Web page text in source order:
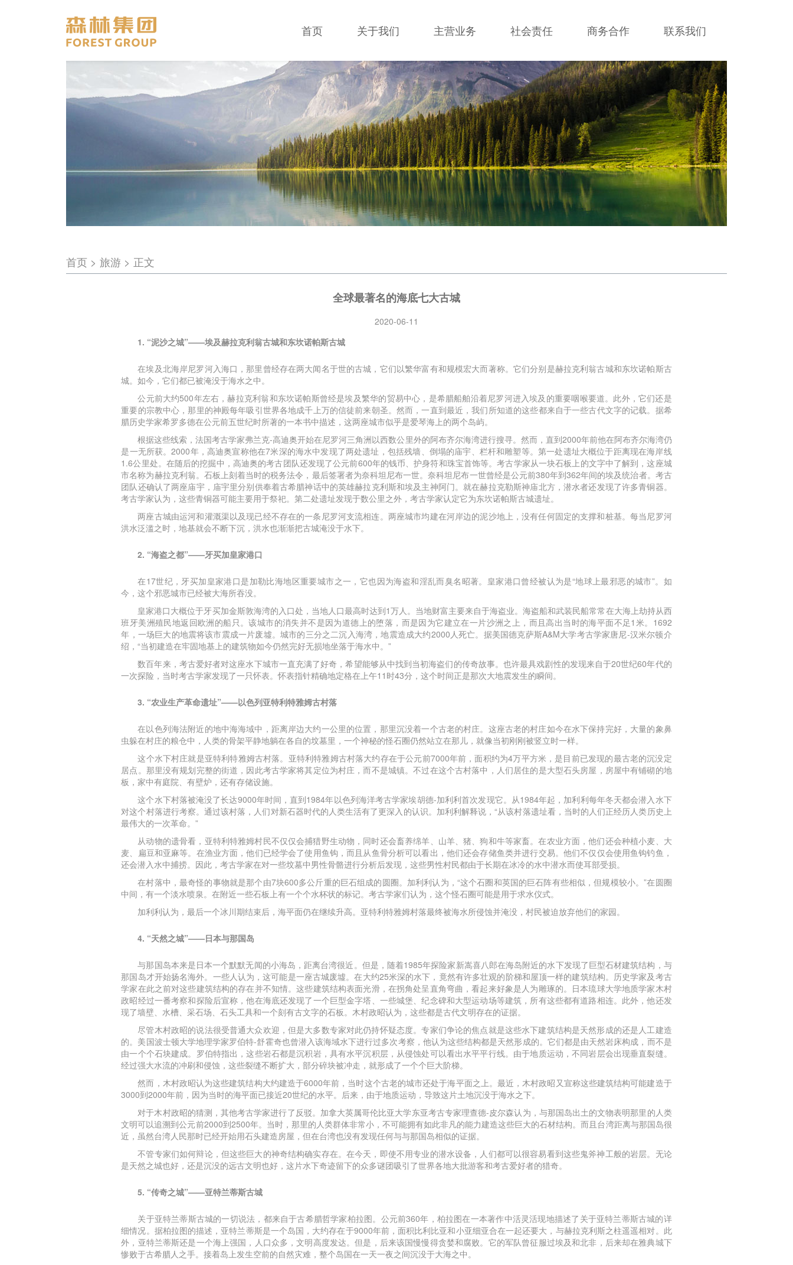
首页 关于我们 主营业务 社会责任 商务合作 联系我们
首页 > 旅游 > 正文
全球最著名的海底七大古城
2020-06-11
1. “泥沙之城”——埃及赫拉克利翁古城和东坎诺帕斯古城
在埃及北海岸尼罗河入海口，那里曾经存在两大闻名于世的古城，它们以繁华富有和规模宏大而著称。它们分别是赫拉克利翁古城和东坎诺帕斯古
城。如今，它们都已被淹没于海水之中。
公元前大约500年左右，赫拉克利翁和东坎诺帕斯曾经是埃及繁华的贸易中心，是希腊船舶沿着尼罗河进入埃及的重要咽喉要道。此外，它们还是
重要的宗教中心，那里的神殿每年吸引世界各地成千上万的信徒前来朝圣。然而，一直到最近，我们所知道的这些都来自于一些古代文字的记载。据希
腊历史学家希罗多德在公元前五世纪时所著的一本书中描述，这两座城市似乎是爱琴海上的两个岛屿。
根据这些线索，法国考古学家弗兰克-高迪奥开始在尼罗河三角洲以西数公里外的阿布齐尔海湾进行搜寻。然而，直到2000年前他在阿布齐尔海湾仍
是一无所获。2000年，高迪奥宣称他在7米深的海水中发现了两处遗址，包括残墙、倒塌的庙宇、栏杆和雕塑等。第一处遗址大概位于距离现在海岸线
1.6公里处。在随后的挖掘中，高迪奥的考古团队还发现了公元前600年的钱币、护身符和珠宝首饰等。考古学家从一块石板上的文字中了解到，这座城
市名称为赫拉克利翁。石板上刻着当时的税务法令，最后签署者为奈科坦尼布一世。奈科坦尼布一世曾经是公元前380年到362年间的埃及统治者。考古
团队还确认了两座庙宇，庙宇里分别供奉着古希腊神话中的英雄赫拉克利斯和埃及主神阿门。就在赫拉克勒斯神庙北方，潜水者还发现了许多青铜器。
考古学家认为，这些青铜器可能主要用于祭祀。第二处遗址发现于数公里之外，考古学家认定它为东坎诺帕斯古城遗址。
两座古城由运河和灌溉渠以及现已经不存在的一条尼罗河支流相连。两座城市均建在河岸边的泥沙地上，没有任何固定的支撑和桩基。每当尼罗河
洪水泛滥之时，地基就会不断下沉，洪水也渐渐把古城淹没于水下。
2. “海盗之都”——牙买加皇家港口
在17世纪，牙买加皇家港口是加勒比海地区重要城市之一，它也因为海盗和淫乱而臭名昭著。皇家港口曾经被认为是“地球上最邪恶的城市”。如
今，这个邪恶城市已经被大海所吞没。
皇家港口大概位于牙买加金斯敦海湾的入口处，当地人口最高时达到1万人。当地财富主要来自于海盗业。海盗船和武装民船常常在大海上劫持从西
班牙美洲殖民地返回欧洲的船只。该城市的消失并不是因为道德上的堕落，而是因为它建立在一片沙洲之上，而且高出当时的海平面不足1米。1692
年，一场巨大的地震将该市震成一片废墟。城市的三分之二沉入海湾，地震造成大约2000人死亡。据美国德克萨斯A&M大学考古学家唐尼-汉米尔顿介
绍，“当初建造在牢固地基上的建筑物如今仍然完好无损地坐落于海水中。”
数百年来，考古爱好者对这座水下城市一直充满了好奇，希望能够从中找到当初海盗们的传奇故事。也许最具戏剧性的发现来自于20世纪60年代的
一次探险，当时考古学家发现了一只怀表。怀表指针精确地定格在上午11时43分，这个时间正是那次大地震发生的瞬间。
3. “农业生产革命遗址”——以色列亚特利特雅姆古村落
在以色列海法附近的地中海海域中，距离岸边大约一公里的位置，那里沉没着一个古老的村庄。这座古老的村庄如今在水下保持完好，大量的象鼻
虫躲在村庄的粮仓中，人类的骨架平静地躺在各自的坟墓里，一个神秘的怪石圈仍然站立在那儿，就像当初刚刚被竖立时一样。
这个水下村庄就是亚特利特雅姆古村落。亚特利特雅姆古村落大约存在于公元前7000年前，面积约为4万平方米，是目前已发现的最古老的沉没定
居点。那里没有规划完整的街道，因此考古学家将其定位为村庄，而不是城镇。不过在这个古村落中，人们居住的是大型石头房屋，房屋中有铺砌的地
板，家中有庭院、有壁炉，还有存储设施。
这个水下村落被淹没了长达9000年时间，直到1984年以色列海洋考古学家埃胡德-加利利首次发现它。从1984年起，加利利每年冬天都会潜入水下
对这个村落进行考察。通过该村落，人们对新石器时代的人类生活有了更深入的认识。加利利解释说，“从该村落遗址看，当时的人们正经历人类历史上
最伟大的一次革命。”
从动物的遗骨看，亚特利特雅姆村民不仅仅会捕猎野生动物，同时还会畜养绵羊、山羊、猪、狗和牛等家畜。在农业方面，他们还会种植小麦、大
麦、扁豆和亚麻等。在渔业方面，他们已经学会了使用鱼钩，而且从鱼骨分析可以看出，他们还会存储鱼类并进行交易。他们不仅仅会使用鱼钩钓鱼，
还会潜入水中捕捞。因此，考古学家在对一些坟墓中男性骨骼进行分析后发现，这些男性村民都由于长期在冰冷的水中潜水而使耳部受损。
在村落中，最奇怪的事物就是那个由7块600多公斤重的巨石组成的圆圈。加利利认为，“这个石圈和英国的巨石阵有些相似，但规模较小。”在圆圈
中间，有一个淡水喷泉。在附近一些石板上有一个个水杯状的标记。考古学家们认为，这个怪石圈可能是用于求水仪式。
加利利认为，最后一个冰川期结束后，海平面仍在继续升高。亚特利特雅姆村落最终被海水所侵蚀并淹没，村民被迫放弃他们的家园。
4. “天然之城”——日本与那国岛
与那国岛本来是日本一个默默无闻的小海岛，距离台湾很近。但是，随着1985年探险家新嵩喜八郎在海岛附近的水下发现了巨型石材建筑结构，与
那国岛才开始扬名海外。一些人认为，这可能是一座古城废墟。在大约25米深的水下，竟然有许多壮观的阶梯和屋顶一样的建筑结构。历史学家及考古
学家在此之前对这些建筑结构的存在并不知情。这些建筑结构表面光滑，在拐角处呈直角弯曲，看起来好象是人为雕琢的。日本琉球大学地质学家木村
政昭经过一番考察和探险后宣称，他在海底还发现了一个巨型金字塔、一些城堡、纪念碑和大型运动场等建筑，所有这些都有道路相连。此外，他还发
现了墙壁、水槽、采石场、石头工具和一个刻有古文字的石板。木村政昭认为，这些都是古代文明存在的证据。
尽管木村政昭的说法很受普通大众欢迎，但是大多数专家对此仍持怀疑态度。专家们争论的焦点就是这些水下建筑结构是天然形成的还是人工建造
的。美国波士顿大学地理学家罗伯特-舒霍奇也曾潜入该海域水下进行过多次考察，他认为这些结构都是天然形成的。它们都是由天然岩床构成，而不是
由一个个石块建成。罗伯特指出，这些岩石都是沉积岩，具有水平沉积层，从侵蚀处可以看出水平平行线。由于地质运动，不同岩层会出现垂直裂缝。
经过强大水流的冲刷和侵蚀，这些裂缝不断扩大，部分碎块被冲走，就形成了一个个巨大阶梯。
然而，木村政昭认为这些建筑结构大约建造于6000年前，当时这个古老的城市还处于海平面之上。最近，木村政昭又宣称这些建筑结构可能建造于
3000到2000年前，因为当时的海平面已接近20世纪的水平。后来，由于地质运动，导致这片土地沉没于海水之下。
对于木村政昭的猜测，其他考古学家进行了反驳。加拿大英属哥伦比亚大学东亚考古专家理查德-皮尔森认为，与那国岛出土的文物表明那里的人类
文明可以追溯到公元前2000到2500年。当时，那里的人类群体非常小，不可能拥有如此非凡的能力建造这些巨大的石材结构。而且台湾距离与那国岛很
近，虽然台湾人民那时已经开始用石头建造房屋，但在台湾也没有发现任何与与那国岛相似的证据。
不管专家们如何辩论，但这些巨大的神奇结构确实存在。在今天，即使不用专业的潜水设备，人们都可以很容易看到这些鬼斧神工般的岩层。无论
是天然之城也好，还是沉没的远古文明也好，这片水下奇迹留下的众多谜团吸引了世界各地大批游客和考古爱好者的猎奇。
5. “传奇之城”——亚特兰蒂斯古城
关于亚特兰蒂斯古城的一切说法，都来自于古希腊哲学家柏拉图。公元前360年，柏拉图在一本著作中活灵活现地描述了关于亚特兰蒂斯古城的详
细情况。据柏拉图的描述，亚特兰蒂斯是一个岛国，大约存在于9000年前，面积比利比亚和小亚细亚合在一起还要大，与赫拉克利斯之柱遥遥相对。此
外，亚特兰蒂斯还是一个海上强国，人口众多，文明高度发达。但是，后来该国慢慢得贪婪和腐败。它的军队曾征服过埃及和北非，后来却在雅典城下
惨败于古希腊人之手。接着岛上发生空前的自然灾难，整个岛国在一天一夜之间沉没于大海之中。